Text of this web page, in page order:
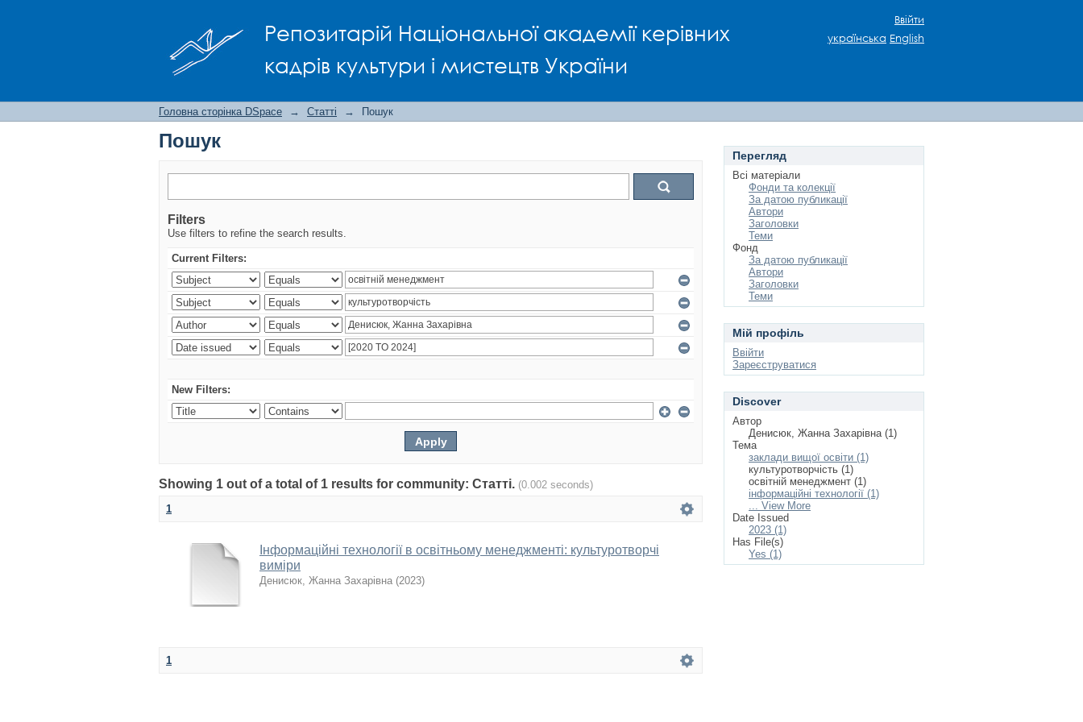
Репозитарій Національної академії керівних
кадрів культури і мистецтв України
Ввійти
українська English
Головна сторінка DSpace → Статті → Пошук
Пошук
Filters
Use filters to refine the search results.
Current Filters:
New Filters:
Showing 1 out of a total of 1 results for community: Статті. (0.002 seconds)
1
Інформаційні технології в освітньому менеджменті: культуротворчі
виміри
Денисюк, Жанна Захарівна (2023)
1
Перегляд
Всі матеріали
Фонди та колекції
За датою публикації
Автори
Заголовки
Теми
Фонд
За датою публикації
Автори
Заголовки
Теми
Мій профіль
Ввійти
Зареєструватися
Discover
Автор
Денисюк, Жанна Захарівна (1)
Тема
заклади вищої освіти (1)
культуротворчість (1)
освітній менеджмент (1)
інформаційні технології (1)
... View More
Date Issued
2023 (1)
Has File(s)
Yes (1)